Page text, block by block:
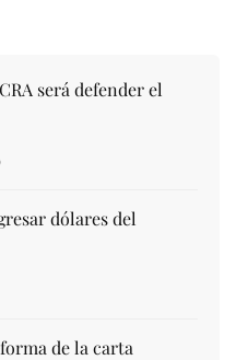
será defender el
dólares del
de la carta